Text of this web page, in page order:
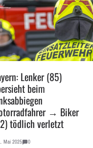
Lenker (85)
beim
→ Biker
tödlich verletzt
Mai 2025 0